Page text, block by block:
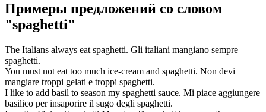
Примеры предложений со словом
"spaghetti"
The Italians always eat spaghetti. Gli italiani mangiano sempre
spaghetti.
You must not eat too much ice-cream and spaghetti. Non devi
mangiare troppi gelati e troppi spaghetti.
I like to add basil to season my spaghetti sauce. Mi piace aggiungere
basilico per insaporire il sugo degli spaghetti.